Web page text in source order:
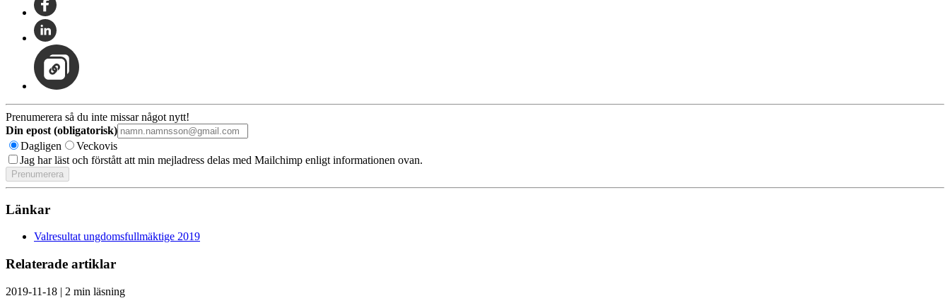
Prenumerera så du inte missar något nytt!
Din epost (obligatorisk)
Dagligen
Veckovis
Jag har läst och förstått att min mejladress delas med Mailchimp enligt informationen ovan.
Länkar
Valresultat ungdomsfullmäktige 2019
Relaterade artiklar
2019-11-18 | 2 min läsning